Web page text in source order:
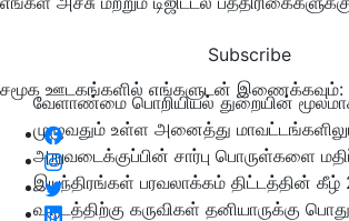
Subscribe
சமூக ஊடகங்களில் எங்களுடன் இணைக்கவும்:
வேளாண்மை பொறியியல் துறையின்
முழுவதும் உள்ள அனைத்து
அறுவடைக்குப்பின் சார்பு பொருள்களை
இயந்திரங்கள் பரவலாக்கம் திட்டத்தின்
வருடத்திற்கு கருவிகள் தனியாருக்கு